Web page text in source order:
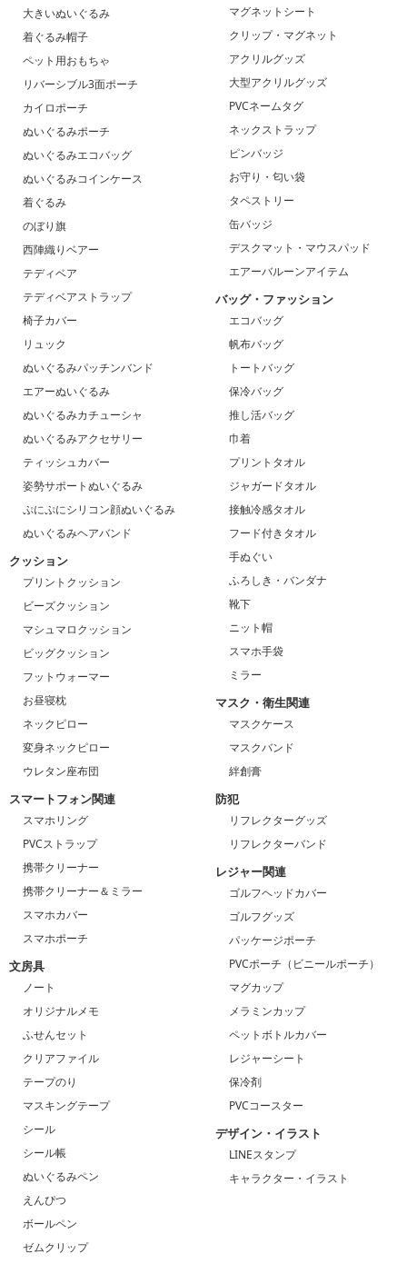
大きいぬいぐるみ
着ぐるみ帽子
ペット用おもちゃ
リバーシブル3面ポーチ
カイロポーチ
ぬいぐるみポーチ
ぬいぐるみエコバッグ
ぬいぐるみコインケース
着ぐるみ
のぼり旗
西陣織りベアー
テディベア
テディベアストラップ
椅子カバー
リュック
ぬいぐるみパッチンバンド
エアーぬいぐるみ
ぬいぐるみカチューシャ
ぬいぐるみアクセサリー
ティッシュカバー
姿勢サポートぬいぐるみ
ぷにぷにシリコン顔ぬいぐるみ
ぬいぐるみヘアバンド
クッション
プリントクッション
ビーズクッション
マシュマロクッション
ビッグクッション
フットウォーマー
お昼寝枕
ネックピロー
変身ネックピロー
ウレタン座布団
スマートフォン関連
スマホリング
PVCストラップ
携帯クリーナー
携帯クリーナー＆ミラー
スマホカバー
スマホポーチ
文房具
ノート
オリジナルメモ
ふせんセット
クリアファイル
テープのり
マスキングテープ
シール
シール帳
ぬいぐるみペン
えんぴつ
ボールペン
ゼムクリップ
マグネットシート
クリップ・マグネット
アクリルグッズ
大型アクリルグッズ
PVCネームタグ
ネックストラップ
ピンバッジ
お守り・匂い袋
タペストリー
缶バッジ
デスクマット・マウスパッド
エアーバルーンアイテム
バッグ・ファッション
エコバッグ
帆布バッグ
トートバッグ
保冷バッグ
推し活バッグ
巾着
プリントタオル
ジャガードタオル
接触冷感タオル
フード付きタオル
手ぬぐい
ふろしき・バンダナ
靴下
ニット帽
スマホ手袋
ミラー
マスク・衛生関連
マスクケース
マスクバンド
絆創膏
防犯
リフレクターグッズ
リフレクターバンド
レジャー関連
ゴルフヘッドカバー
ゴルフグッズ
パッケージポーチ
PVCポーチ（ビニールポーチ）
マグカップ
メラミンカップ
ペットボトルカバー
レジャーシート
保冷剤
PVCコースター
デザイン・イラスト
LINEスタンプ
キャラクター・イラスト